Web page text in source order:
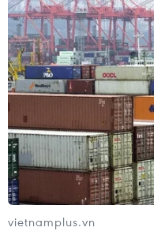
vietnamplus.vn